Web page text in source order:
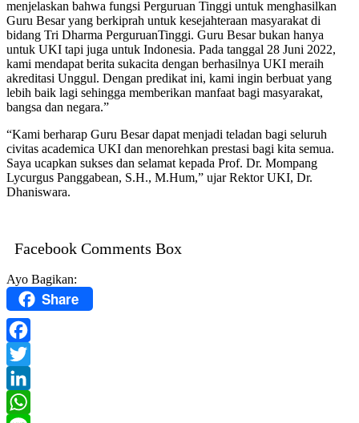
menjelaskan bahwa fungsi Perguruan Tinggi untuk menghasilkan
Guru Besar yang berkiprah untuk kesejahteraan masyarakat di
bidang Tri Dharma PerguruanTinggi. Guru Besar bukan hanya
untuk UKI tapi juga untuk Indonesia. Pada tanggal 28 Juni 2022,
kami mendapat berita sukacita dengan berhasilnya UKI meraih
akreditasi Unggul. Dengan predikat ini, kami ingin berbuat yang
lebih baik lagi sehingga memberikan manfaat bagi masyarakat,
bangsa dan negara.”
“Kami berharap Guru Besar dapat menjadi teladan bagi seluruh
civitas academica UKI dan menorehkan prestasi bagi kita semua.
Saya ucapkan sukses dan selamat kepada Prof. Dr. Mompang
Lycurgus Panggabean, S.H., M.Hum,” ujar Rektor UKI, Dr.
Dhaniswara.
Facebook Comments Box
Ayo Bagikan:
Share
Facebook
Twitter
LinkedIn